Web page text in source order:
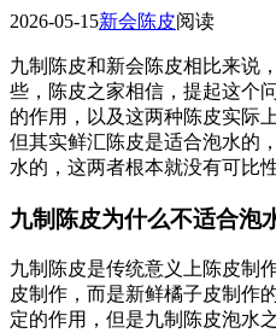
2026-05-15新会陈皮阅读
九制陈皮和新会陈皮相比来说
些，陈皮之家相信，提起这个
的作用，以及这两种陈皮实际
但其实鲜汇陈皮是适合泡水的
水的，这两者根本就没有可比性
九制陈皮为什么不适合泡
九制陈皮是传统意义上陈皮制
皮制作，而是新鲜橘子皮制作
定的作用，但是九制陈皮泡水